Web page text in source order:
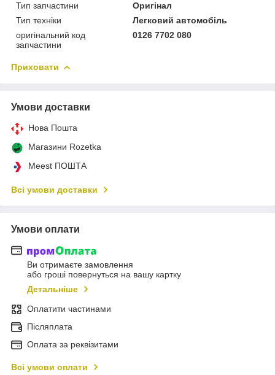
Тип запчастини
Оригінал
Тип техніки
Легковий автомобіль
оригінальний код
запчастини
0126 7702 080
Приховати
Умови доставки
Нова Пошта
Магазини Rozetka
Meest ПОШТА
Всі умови доставки
Умови оплати
Ви отримаєте замовлення
або гроші повернуться на вашу картку
Детальніше
Оплатити частинами
Післяплата
Оплата за реквізитами
Всі умови оплати